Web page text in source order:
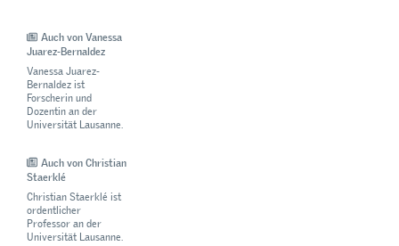
Auch von Vanessa
Juarez-Bernaldez
Vanessa Juarez-
Bernaldez ist
Forscherin und
Dozentin an der
Universität Lausanne.
Auch von Christian
Staerklé
Christian Staerklé ist
ordentlicher
Professor an der
Universität Lausanne.